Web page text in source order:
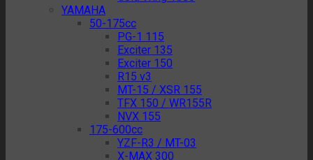
YAMAHA
50-175cc
PG-1 115
Exciter 135
Exciter 150
R15 v3
MT-15 / XSR 155
TFX 150 / WR155R
NVX 155
175-600cc
YZF-R3 / MT-03
X-MAX 300